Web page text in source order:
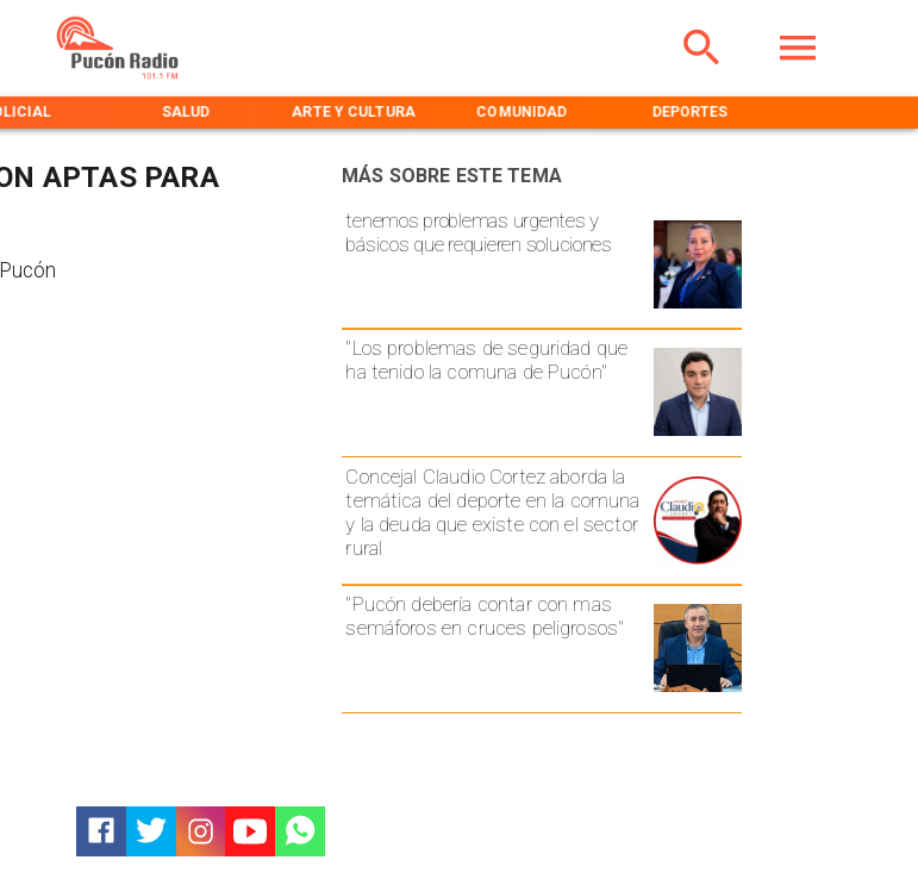
SALUD ARTE Y CULTURA COMUNIDAD DEPORTES
tenemos problemas urgentes y
básicos que requieren soluciones
"Los problemas de seguridad que
ha tenido la comuna de Pucón"
Concejal Claudio Cortez aborda la
temática del deporte en la comuna
y la deuda que existe con el sector
rural
"Pucón debería contar con mas
semáforos en cruces peligrosos"
MÁS SOBRE ESTE TEMA
APTAS PARA